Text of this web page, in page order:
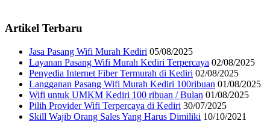
Artikel Terbaru
Jasa Pasang Wifi Murah Kediri 05/08/2025
Layanan Pasang Wifi Murah Kediri Terpercaya 02/08/2025
Penyedia Internet Fiber Termurah di Kediri 02/08/2025
Langganan Pasang Wifi Murah Kediri 100ribuan 01/08/2025
Wifi untuk UMKM Kediri 100 ribuan / Bulan 01/08/2025
Pilih Provider Wifi Terpercaya di Kediri 30/07/2025
Skill Wajib Orang Sales Yang Harus Dimiliki 10/10/2021